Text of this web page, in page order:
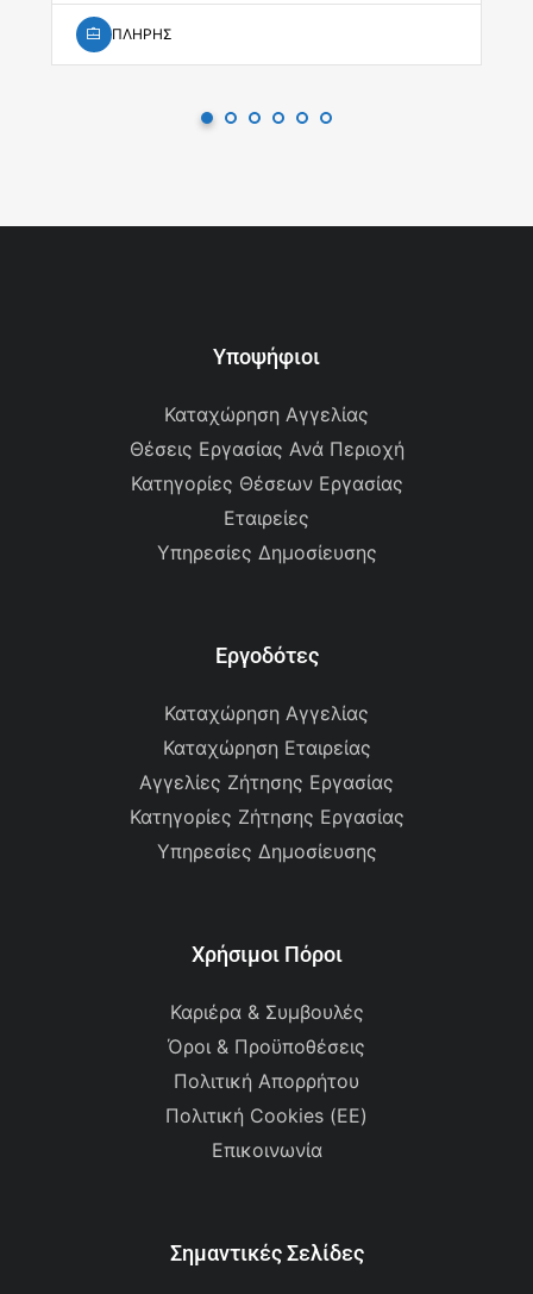
ΠΛΗΡΗΣ
Υποψήφιοι
Καταχώρηση Αγγελίας
Θέσεις Εργασίας Ανά Περιοχή
Κατηγορίες Θέσεων Εργασίας
Εταιρείες
Υπηρεσίες Δημοσίευσης
Εργοδότες
Καταχώρηση Αγγελίας
Καταχώρηση Εταιρείας
Αγγελίες Ζήτησης Εργασίας
Κατηγορίες Ζήτησης Εργασίας
Υπηρεσίες Δημοσίευσης
Χρήσιμοι Πόροι
Καριέρα & Συμβουλές
Όροι & Προϋποθέσεις
Πολιτική Απορρήτου
Πολιτική Cookies (ΕΕ)
Επικοινωνία
Σημαντικές Σελίδες